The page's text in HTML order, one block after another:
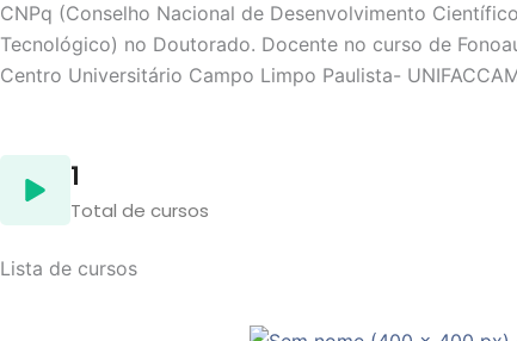
CNPq (Conselho Nacional de Desenvolvimento
Tecnológico) no Doutorado. Docente no curso de
Centro Universitário Campo Limpo Paulista-
1
Total de cursos
Lista de cursos